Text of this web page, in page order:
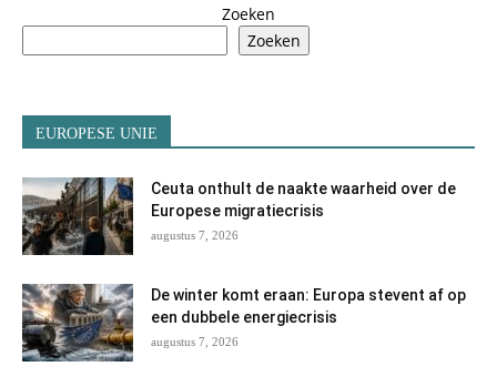
Zoeken
Zoeken
EUROPESE UNIE
Ceuta onthult de naakte waarheid over de
Europese migratiecrisis
augustus 7, 2026
De winter komt eraan: Europa stevent af op
een dubbele energiecrisis
augustus 7, 2026